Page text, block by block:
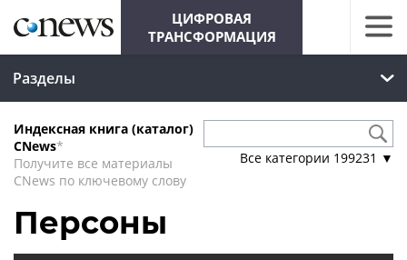
ЦИФРОВАЯ
ТРАНСФОРМАЦИЯ
Разделы
Индексная книга (каталог)
CNews*
Получите все материалы
CNews по ключевому слову
Все категории 199231 ▼
Персоны